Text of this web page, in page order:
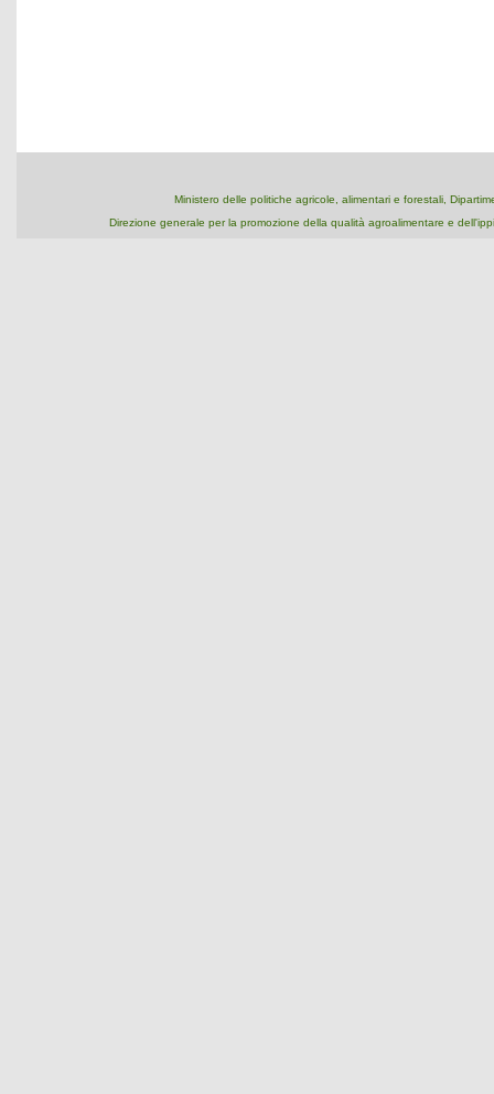
Ministero delle politiche agricole, alimentari e forestali,
Direzione generale per la promozione della qualità agroalimentare e